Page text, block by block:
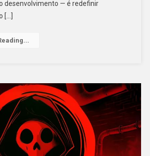
desenvolvimento — é redefinir